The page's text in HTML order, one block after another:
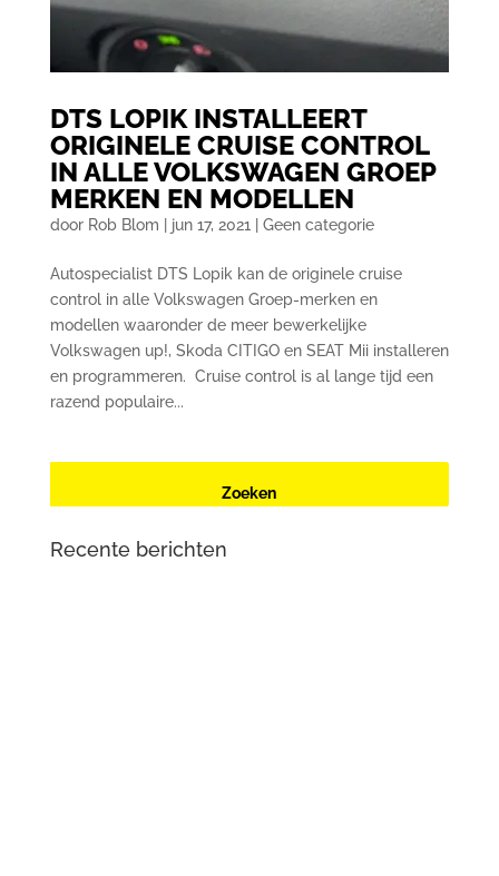
DTS LOPIK INSTALLEERT
ORIGINELE CRUISE CONTROL
IN ALLE VOLKSWAGEN GROEP
MERKEN EN MODELLEN
door Rob Blom jun 17, 2021 Geen categorie
Autospecialist DTS Lopik kan de originele cruise
control in alle Volkswagen Groep-merken en
modellen waaronder de meer bewerkelijke
Volkswagen up!, Skoda CITIGO en SEAT Mii installeren
en programmeren. Cruise control is al lange tijd een
razend populaire...
Recente berichten